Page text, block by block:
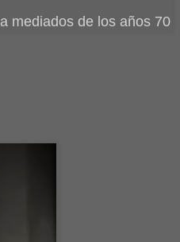
a mediados de los años 70